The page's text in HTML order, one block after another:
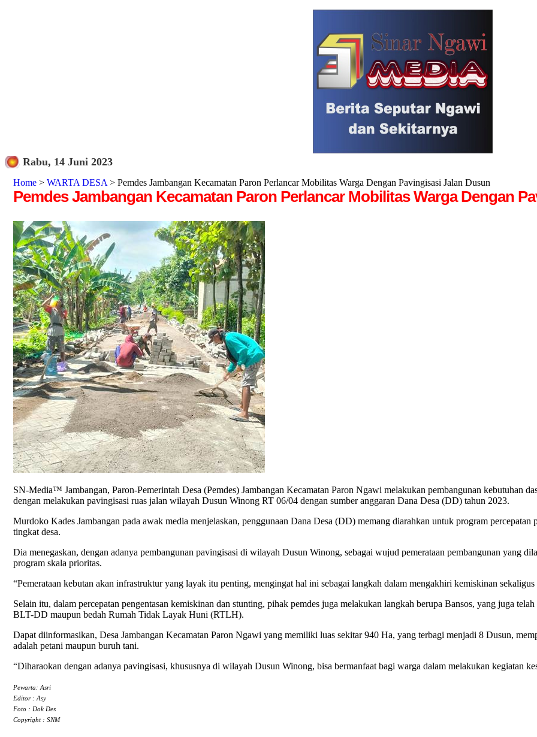
Rabu, 14 Juni 2023
Home > WARTA DESA > Pemdes Jambangan Kecamatan Paron Perlancar Mobilitas Warga Dengan Pavingisasi Jalan Dusun
Pemdes Jambangan Kecamatan Paron Perlancar Mobilitas Warga Dengan
SN-Media™ Jambangan, Paron-Pemerintah Desa (Pemdes) Jambangan Kecamatan Paron Ngawi melakukan pembangunan kebutuhan
dengan melakukan pavingisasi ruas jalan wilayah Dusun Winong RT 06/04 dengan sumber anggaran Dana Desa (DD) tahun 2023.
Murdoko Kades Jambangan pada awak media menjelaskan, penggunaan Dana Desa (DD) memang diarahkan untuk program
tingkat desa.
Dia menegaskan, dengan adanya pembangunan pavingisasi di wilayah Dusun Winong, sebagai wujud pemerataan pembangunan yang
program skala prioritas.
“Pemerataan kebutan akan infrastruktur yang layak itu penting, mengingat hal ini sebagai langkah dalam mengakhiri kemiskinan
Selain itu, dalam percepatan pengentasan kemiskinan dan stunting, pihak pemdes juga melakukan langkah berupa Bansos, yang juga
BLT-DD maupun bedah Rumah Tidak Layak Huni (RTLH).
Dapat diinformasikan, Desa Jambangan Kecamatan Paron Ngawi yang memiliki luas sekitar 940 Ha, yang terbagi menjadi 8 Dusun,
adalah petani maupun buruh tani.
“Diharaokan dengan adanya pavingisasi, khususnya di wilayah Dusun Winong, bisa bermanfaat bagi warga dalam melakukan kegiatan
Pewarta: Asri
Editor : Asy
Foto : Dok Des
Copyright : SNM